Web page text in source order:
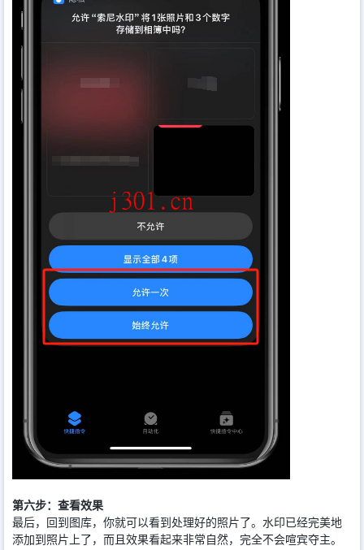
第六步：查看效果
最后，回到图库，你就可以看到处理好的照片了。水印已经完美地
添加到照片上了，而且效果看起来非常自然，完全不会喧宾夺主。